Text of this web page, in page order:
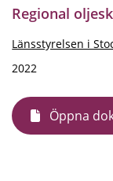
Regional
Länsstyrelsen i
2022
Öppna